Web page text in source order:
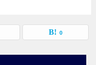
0